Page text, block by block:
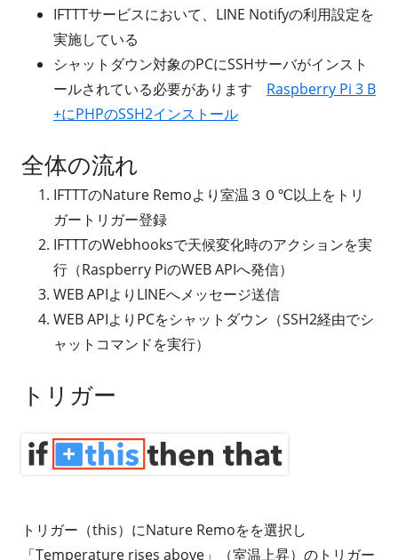
IFTTTサービスにおいて、LINE Notifyの利用設定を
実施している
シャットダウン対象のPCにSSHサーバがインスト
ールされている必要があります Raspberry Pi 3 B
+にPHPのSSH2インストール
全体の流れ
IFTTTのNature Remoより室温３０℃以上をトリ
ガートリガー登録
IFTTTのWebhooksで天候変化時のアクションを実
行（Raspberry PiのWEB APIへ発信）
WEB APIよりLINEへメッセージ送信
WEB APIよりPCをシャットダウン（SSH2経由でシ
ャットコマンドを実行）
トリガー
トリガー（this）にNature Remoをを選択し
「Temperature rises above」（室温上昇）のトリガー